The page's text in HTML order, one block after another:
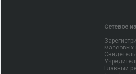
Сетевое
массовых
Главный